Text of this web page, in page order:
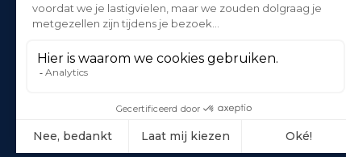
Your space Our solutions